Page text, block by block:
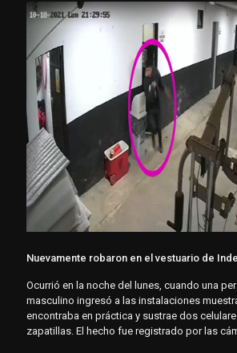
Nuevamente robaron en el vestuario de
Ocurrió en la noche del lunes, cuando una
masculino ingresó a las instalaciones
encontraba en práctica y sustrae dos
zapatillas. El hecho fue registrado por las